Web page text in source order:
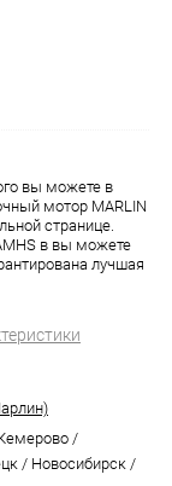
вы можете в
мотор MARLIN
странице.
в вы можете
лучшая
/
/ Новосибирск /